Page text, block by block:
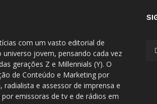
com um vasto editorial de
jovem, pensando cada vez
gerações Z e Millennials (Y). O
de Conteúdo e Marketing por
radialista e assessor de imprensa e
emissoras de tv e de rádios em